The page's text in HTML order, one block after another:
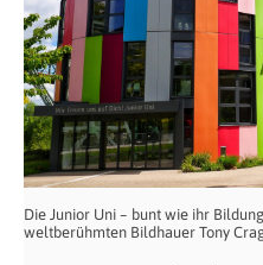
Die Junior Uni – bunt wie ihr
weltberühmten Bildhauer Tony